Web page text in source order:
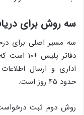
سه روش برای
سه مسیر اصلی برای
دفاتر
اداری و ارسال
حدود ۴۵ روز است.
روش دوم ثبت درخواست